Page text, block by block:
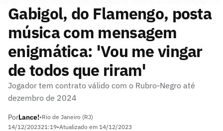
Gabigol, do Flamengo, posta
música com mensagem
enigmática: 'Vou me vingar
de todos que riram'
Jogador tem contrato válido com o Rubro-Negro até
dezembro de 2024
PorLance!•Rio de Janeiro (RJ)
14/12/202321:19•Atualizado em 14/12/2023